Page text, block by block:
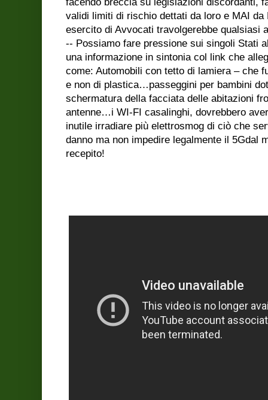
validi limiti di rischio dettati da loro e MAI da
esercito di Avvocati travolgerebbe qualsiasi
-- Possiamo fare pressione sui singoli Stati
una informazione in sintonia col link che
come: Automobili con tetto di lamiera – che
e non di plastica…passeggini per bambini
schermatura della facciata delle abitazioni
antenne…i WI-FI casalinghi, dovrebbero
inutile irradiare più elettrosmog di ciò che
danno ma non impedire legalmente il 5Gdal
recepito!